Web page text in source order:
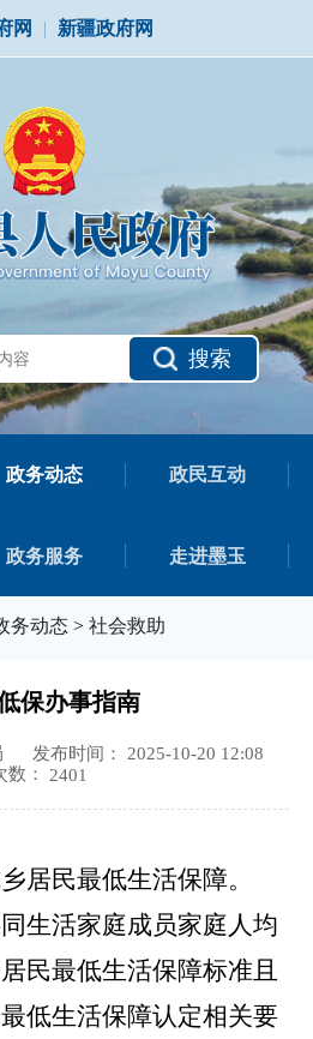
网 | 新疆政府网
搜索
政务动态 政民互动
政务服务 走进墨玉
务动态 > 社会救助
保办事指南
发布时间： 2025-10-20 12:08
数： 2401
居民最低生活保障。
生活家庭成员家庭人均
民最低生活保障标准且
低生活保障认定相关要